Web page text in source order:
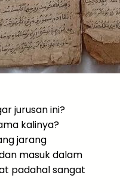
jurusan ini?
kalinya?
jarang
masuk dalam
padahal sangat